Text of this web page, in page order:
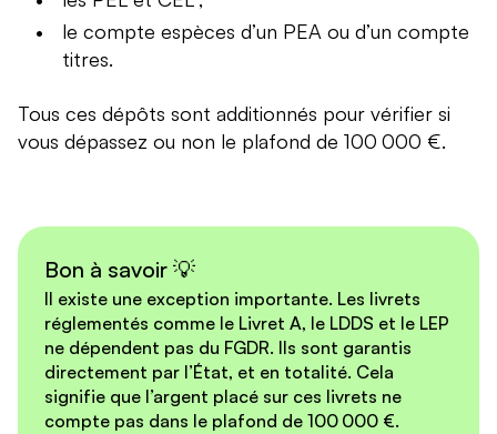
le compte espèces d’un PEA ou d’un compte
titres.
Tous ces dépôts sont additionnés pour vérifier si
vous dépassez ou non le plafond de 100 000 €.
Bon à savoir 💡
Il existe une exception importante. Les livrets
réglementés comme le Livret A, le LDDS et le LEP
ne dépendent pas du FGDR. Ils sont garantis
directement par l’État, et en totalité. Cela
signifie que l’argent placé sur ces livrets ne
compte pas dans le plafond de 100 000 €.